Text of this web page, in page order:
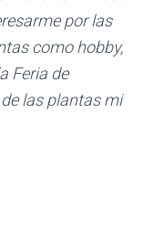
por las
como hobby,
Feria de
las plantas mi